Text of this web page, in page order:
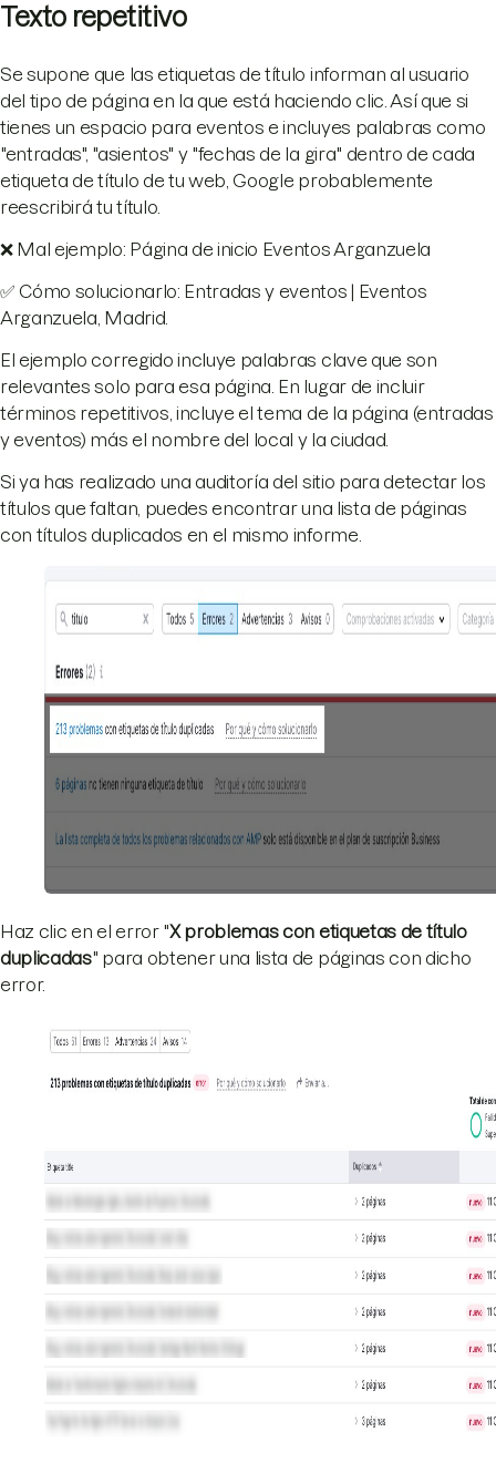
Texto repetitivo
Se supone que las etiquetas de título informan al usuario
del tipo de página en la que está haciendo clic. Así que si
tienes un espacio para eventos e incluyes palabras como
"entradas", "asientos" y "fechas de la gira" dentro de cada
etiqueta de título de tu web, Google probablemente
reescribirá tu título.
❌ Mal ejemplo: Página de inicio Eventos Arganzuela
✅ Cómo solucionarlo: Entradas y eventos | Eventos
Arganzuela, Madrid.
El ejemplo corregido incluye palabras clave que son
relevantes solo para esa página. En lugar de incluir
términos repetitivos, incluye el tema de la página (entradas
y eventos) más el nombre del local y la ciudad.
Si ya has realizado una auditoría del sitio para detectar los
títulos que faltan, puedes encontrar una lista de páginas
con títulos duplicados en el mismo informe.
Haz clic en el error "X problemas con etiquetas de título
duplicadas" para obtener una lista de páginas con dicho
error.